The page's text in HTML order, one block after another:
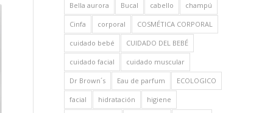
Bella aurora Bucal cabello champú
Cinfa corporal COSMÉTICA CORPORAL
cuidado bebé CUIDADO DEL BEBÉ
cuidado facial cuidado muscular
Dr Brown´s Eau de parfum ECOLOGICO
facial hidratación higiene